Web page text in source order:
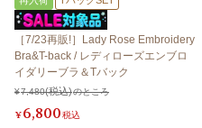
［7/23再販!］Lady Rose Embroidery
Bra&T-back / レディローズエンブロ
イダリーブラ＆Tバック
¥7,480 のところ
¥6,800税込